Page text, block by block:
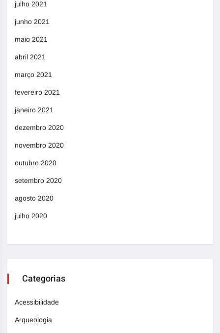
julho 2021
junho 2021
maio 2021
abril 2021
março 2021
fevereiro 2021
janeiro 2021
dezembro 2020
novembro 2020
outubro 2020
setembro 2020
agosto 2020
julho 2020
Categorias
Acessibilidade
Arqueologia